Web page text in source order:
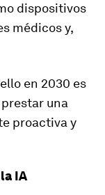
dispositivos
médicos y,
en 2030 es
una
proactiva y
IA